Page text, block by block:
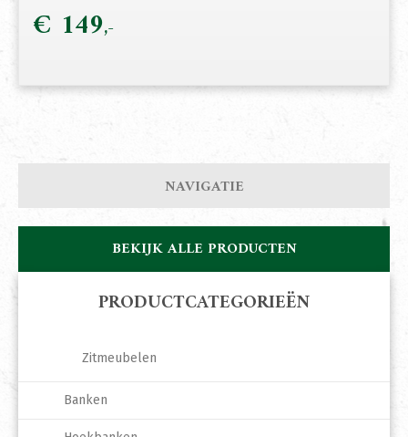
€ 149
NAVIGATIE
BEKIJK ALLE PRODUCTEN
PRODUCTCATEGORIEËN
Zitmeubelen
Banken